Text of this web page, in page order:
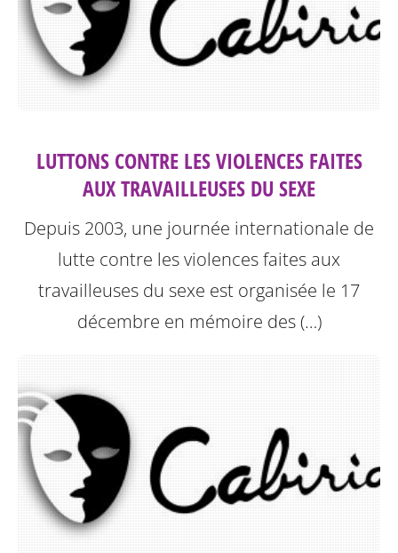
LUTTONS CONTRE LES VIOLENCES FAITES
AUX TRAVAILLEUSES DU SEXE
Depuis 2003, une journée internationale de
lutte contre les violences faites aux
travailleuses du sexe est organisée le 17
décembre en mémoire des (…)